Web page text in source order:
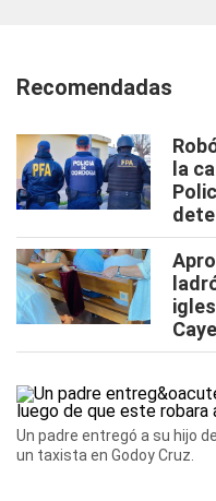
Recomendadas
la
Un padre entregó a su hijo
un taxista en Godoy Cruz.